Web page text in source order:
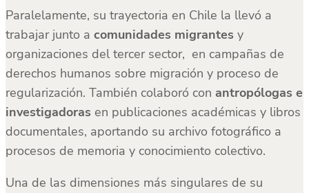
Paralelamente, su trayectoria en Chile la llevó a
trabajar junto a comunidades migrantes y
organizaciones del tercer sector, en campañas de
derechos humanos sobre migración y proceso de
regularización. También colaboró con antropólogas e
investigadoras en publicaciones académicas y libros
documentales, aportando su archivo fotográfico a
procesos de memoria y conocimiento colectivo.
Una de las dimensiones más singulares de su